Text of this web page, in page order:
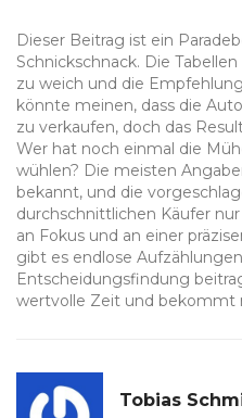
Dieser Beitrag ist ein
Schnickschnack. Die
zu weich und die
könnte meinen, dass die
zu verkaufen, doch das
Wer hat noch einmal die
wühlen? Die meisten
bekannt, und die
durchschnittlichen Käufer
an Fokus und an einer
gibt es endlose
Entscheidungsfindung
wertvolle Zeit und bekommt
Tobias